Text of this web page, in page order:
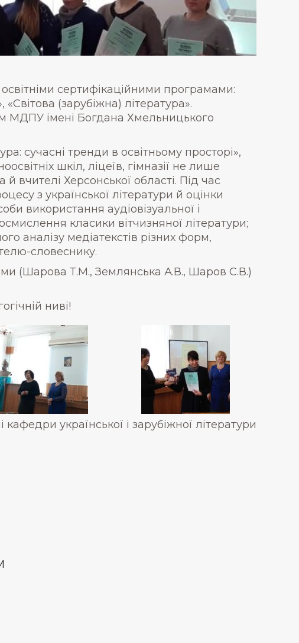
сертифікаційними програмами:
(зарубіжна) література».
МДПУ імені Богдана Хмельницького
сучасні тренди в освітньому просторі»,
шкіл, ліцеїв, гімназії не лише
вчителі Херсонської області. Під час
з української літератури й оцінки
використання аудіовізуальної і
класики вітчизняної літератури;
аналізу медіатекстів різних форм,
словеснику.
(Шарова Т.М., Землянська А.В., Шаров С.В.)
ниві!
української і зарубіжної літератури